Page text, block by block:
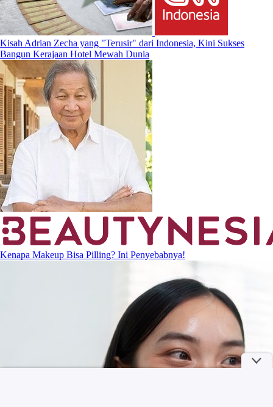
Kisah Adrian Zecha yang "Terusir" dari Indonesia, Kini Sukses
Bangun Kerajaan Hotel Mewah Dunia
Kenapa Makeup Bisa Pilling? Ini Penyebabnya!